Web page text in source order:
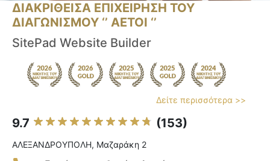
ΔΙΑΚΡΙΘΕΙΣΑ ΕΠΙΧΕΙΡΗΣΗ ΤΟΥ
ΔΙΑΓΩΝΙΣΜΟΥ ‘’ ΑΕΤΟΙ ‘’
SitePad Website Builder
Δείτε περισσότερα >>
9.7 (153)
ΑΛΕΞΑΝΔΡΟΥΠΟΛΗ, Μαζαράκη 2